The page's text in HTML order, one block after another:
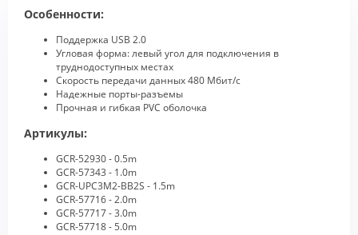
Особенности:
Поддержка USB 2.0
Угловая форма: левый угол для подключения в
труднодоступных местах
Скорость передачи данных 480 Мбит/с
Надежные порты-разъемы
Прочная и гибкая PVC оболочка
Артикулы:
GCR-52930 - 0.5m
GCR-57343 - 1.0m
GCR-UPC3M2-BB2S - 1.5m
GCR-57716 - 2.0m
GCR-57717 - 3.0m
GCR-57718 - 5.0m